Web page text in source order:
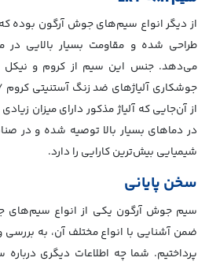
از دیگر انواع سیم‌های جوش آرگون بوده
طراحی شده و مقاومت بسیار بالایی در
می‌دهد. جنس این سیم از کروم و نیکل
جوشکاری آلیاژهای ضد زنگ آستنیتی
از آن‌جایی که آلیاژ مذکور دارای میزان
در دماهای بسیار بالا توصیه شده و در
شیمیایی بیش‌ترین کارایی را دارد.
سخن پایانی
سیم جوش آرگون یکی از انواع سیم‌های
ضمن آشنایی با انواع مختلف آن، به
پرداختیم. شما چه اطلاعات دیگری